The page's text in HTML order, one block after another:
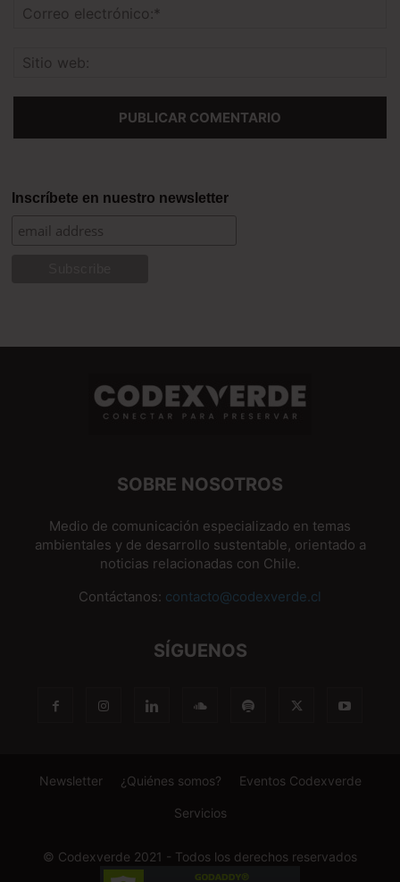
Inscríbete en nuestro newsletter
SOBRE NOSOTROS
Medio de comunicación especializado en temas
ambientales y de desarrollo sustentable, orientado a
noticias relacionadas con Chile.
Contáctanos: contacto@codexverde.cl
SÍGUENOS
Newsletter ¿Quiénes somos? Eventos Codexverde
Servicios
© Codexverde 2021 - Todos los derechos reservados